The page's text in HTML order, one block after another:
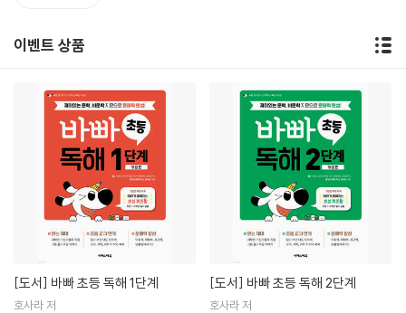
이벤트 상품
[도서] 바빠 초등 독해 1단계
호사라 저
[도서] 바빠 초등 독해 2단계
호사라 저